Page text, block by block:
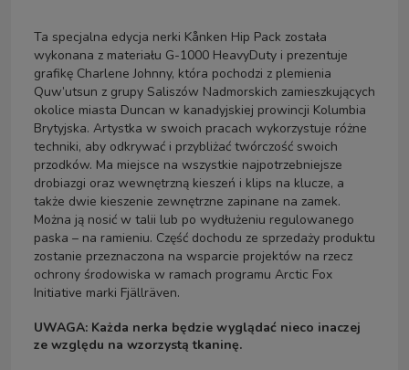
Ta specjalna edycja nerki Kånken Hip Pack została
wykonana z materiału G-1000 HeavyDuty i prezentuje
grafikę Charlene Johnny, która pochodzi z plemienia
Quw’utsun z grupy Saliszów Nadmorskich zamieszkujących
okolice miasta Duncan w kanadyjskiej prowincji Kolumbia
Brytyjska. Artystka w swoich pracach wykorzystuje różne
techniki, aby odkrywać i przybliżać twórczość swoich
przodków. Ma miejsce na wszystkie najpotrzebniejsze
drobiazgi oraz wewnętrzną kieszeń i klips na klucze, a
także dwie kieszenie zewnętrzne zapinane na zamek.
Można ją nosić w talii lub po wydłużeniu regulowanego
paska – na ramieniu. Część dochodu ze sprzedaży produktu
zostanie przeznaczona na wsparcie projektów na rzecz
ochrony środowiska w ramach programu Arctic Fox
Initiative marki Fjällräven.
UWAGA: Każda nerka będzie wyglądać nieco inaczej
ze względu na wzorzystą tkaninę.